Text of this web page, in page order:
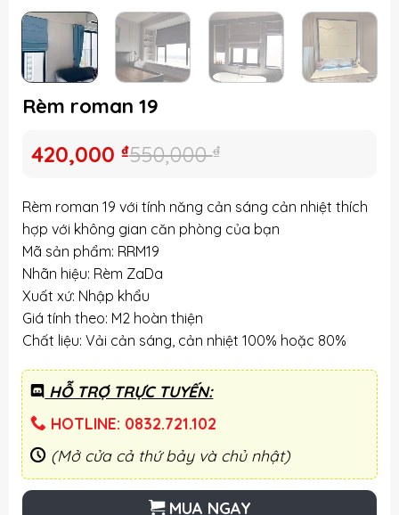
Rèm roman 19
550,000₫
Giá
là:
550,000 ₫.
420,000 ₫
Giá
hiện
tại
là:
420,000 ₫.
Rèm roman 19 với tính năng cản sáng cản nhiệt thích
hợp với không gian căn phòng của bạn
Mã sản phẩm: RRM19
Nhãn hiệu: Rèm ZaDa
Xuất xứ: Nhập khẩu
Giá tính theo: M2 hoàn thiện
Chất liệu: Vải cản sáng, cản nhiệt 100% hoặc 80%
HỖ TRỢ TRỰC TUYẾN:
HOTLINE: 0832.721.102
(Mở cửa cả thứ bảy và chủ nhật)
MUA NGAY